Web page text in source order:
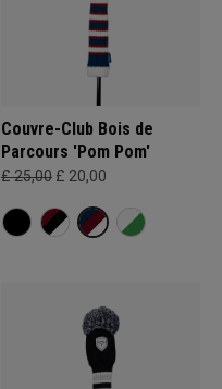
Couvre-Club Bois de
Parcours 'Pom Pom'
£ 25,00 £ 20,00